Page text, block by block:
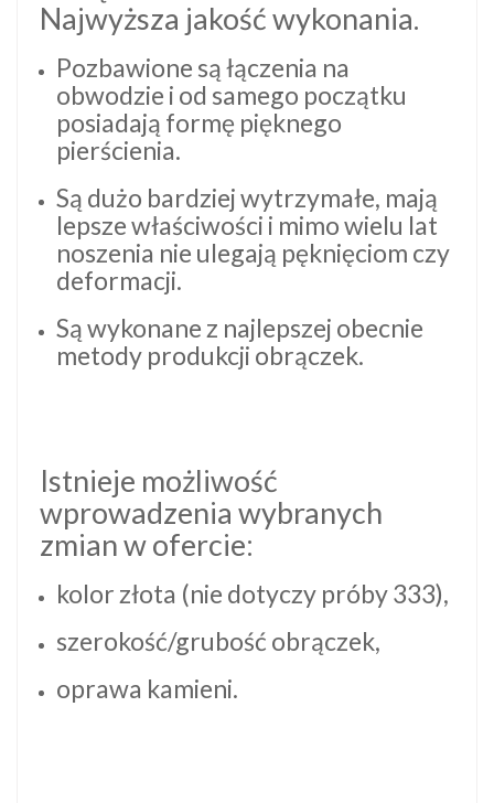
Najwyższa jakość wykonania.
Pozbawione są łączenia na
obwodzie i od samego początku
posiadają formę pięknego
pierścienia.
Są dużo bardziej wytrzymałe, mają
lepsze właściwości i mimo wielu lat
noszenia nie ulegają pęknięciom czy
deformacji.
Są wykonane z najlepszej obecnie
metody produkcji obrączek.
Istnieje możliwość
wprowadzenia wybranych
zmian w ofercie:
kolor złota (nie dotyczy próby 333),
szerokość/grubość obrączek,
oprawa kamieni.